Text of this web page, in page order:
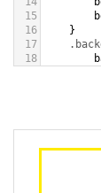
15
16
}
17
18
white,